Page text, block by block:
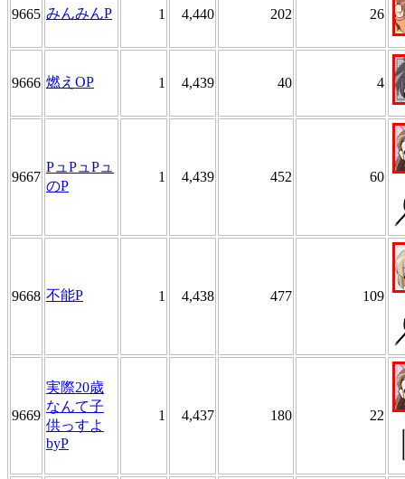
9665 みんみんP 1 4,440 202 26
9666 燃えOP 1 4,439 40 4
9667
PュPュPュ
のP
1 4,439 452 60
9668 不能P 1 4,438 477 109
9669
実際20歳
なんて子
供っすよ
byP
1 4,437 180 22